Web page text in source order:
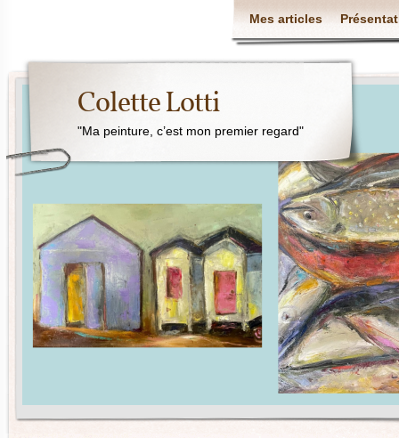
Mes articles
Colette Lotti
"Ma peinture, c’est mon premier regard"